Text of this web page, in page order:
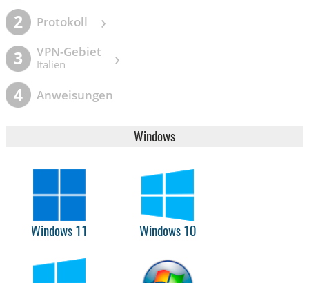
2 Protokoll ›
3 VPN-Gebiet
Italien ›
4 Anweisungen
Windows
Windows 11 Windows 10